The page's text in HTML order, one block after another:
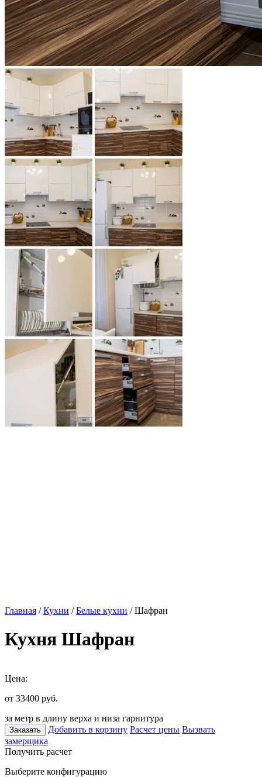
Главная /Кухни /Белые кухни / Шафран
Кухня Шафран
Цена:
от 33400 руб.
за метр в длину верха и низа гарнитура
Заказать Добавить в корзину Расчет цены Вызвать
замерщика
Получить расчет
Выберите конфигурацию